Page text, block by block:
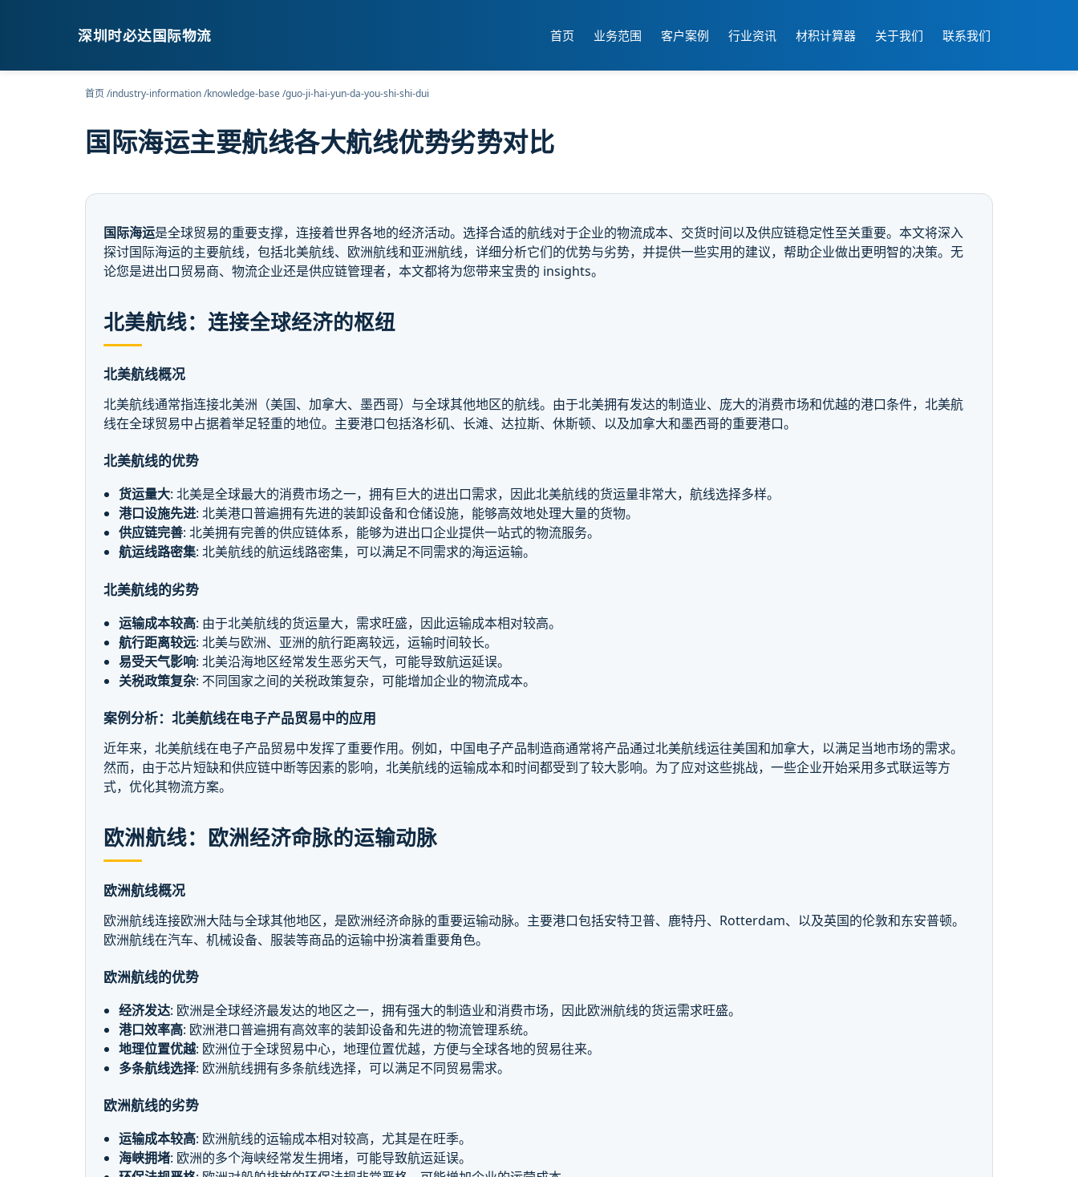
深圳时必达国际物流 首页 业务范围 客户案例 行业资讯 材积计算器 关于我们 联系我们
首页/industry-information/knowledge-base/guo-ji-hai-yun-da-you-shi-shi-dui
国际海运主要航线各大航线优势劣势对比
国际海运是全球贸易的重要支撑，连接着世界各地的经济活动。选择合适的航线对于企业的物流成本、交货时间以及供应链稳定性至关重要。本文将深入
探讨国际海运的主要航线，包括北美航线、欧洲航线和亚洲航线，详细分析它们的优势与劣势，并提供一些实用的建议，帮助企业做出更明智的决策。无
论您是进出口贸易商、物流企业还是供应链管理者，本文都将为您带来宝贵的 insights。
北美航线：连接全球经济的枢纽
北美航线概况
北美航线通常指连接北美洲（美国、加拿大、墨西哥）与全球其他地区的航线。由于北美拥有发达的制造业、庞大的消费市场和优越的港口条件，北美航
线在全球贸易中占据着举足轻重的地位。主要港口包括洛杉矶、长滩、达拉斯、休斯顿、以及加拿大和墨西哥的重要港口。
北美航线的优势
货运量大: 北美是全球最大的消费市场之一，拥有巨大的进出口需求，因此北美航线的货运量非常大，航线选择多样。
港口设施先进: 北美港口普遍拥有先进的装卸设备和仓储设施，能够高效地处理大量的货物。
供应链完善: 北美拥有完善的供应链体系，能够为进出口企业提供一站式的物流服务。
航运线路密集: 北美航线的航运线路密集，可以满足不同需求的海运运输。
北美航线的劣势
运输成本较高: 由于北美航线的货运量大，需求旺盛，因此运输成本相对较高。
航行距离较远: 北美与欧洲、亚洲的航行距离较远，运输时间较长。
易受天气影响: 北美沿海地区经常发生恶劣天气，可能导致航运延误。
关税政策复杂: 不同国家之间的关税政策复杂，可能增加企业的物流成本。
案例分析：北美航线在电子产品贸易中的应用
近年来，北美航线在电子产品贸易中发挥了重要作用。例如，中国电子产品制造商通常将产品通过北美航线运往美国和加拿大，以满足当地市场的需求。
然而，由于芯片短缺和供应链中断等因素的影响，北美航线的运输成本和时间都受到了较大影响。为了应对这些挑战，一些企业开始采用多式联运等方
式，优化其物流方案。
欧洲航线：欧洲经济命脉的运输动脉
欧洲航线概况
欧洲航线连接欧洲大陆与全球其他地区，是欧洲经济命脉的重要运输动脉。主要港口包括安特卫普、鹿特丹、Rotterdam、以及英国的伦敦和东安普顿。
欧洲航线在汽车、机械设备、服装等商品的运输中扮演着重要角色。
欧洲航线的优势
经济发达: 欧洲是全球经济最发达的地区之一，拥有强大的制造业和消费市场，因此欧洲航线的货运需求旺盛。
港口效率高: 欧洲港口普遍拥有高效率的装卸设备和先进的物流管理系统。
地理位置优越: 欧洲位于全球贸易中心，地理位置优越，方便与全球各地的贸易往来。
多条航线选择: 欧洲航线拥有多条航线选择，可以满足不同贸易需求。
欧洲航线的劣势
运输成本较高: 欧洲航线的运输成本相对较高，尤其是在旺季。
海峡拥堵: 欧洲的多个海峡经常发生拥堵，可能导致航运延误。